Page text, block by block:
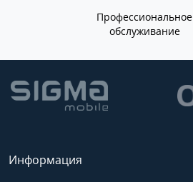
Профессиональное
обслуживание
Информация